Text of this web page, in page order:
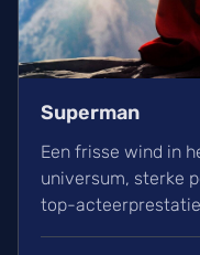
Superman
Een frisse wind in
universum, sterke
top-
minpunten.